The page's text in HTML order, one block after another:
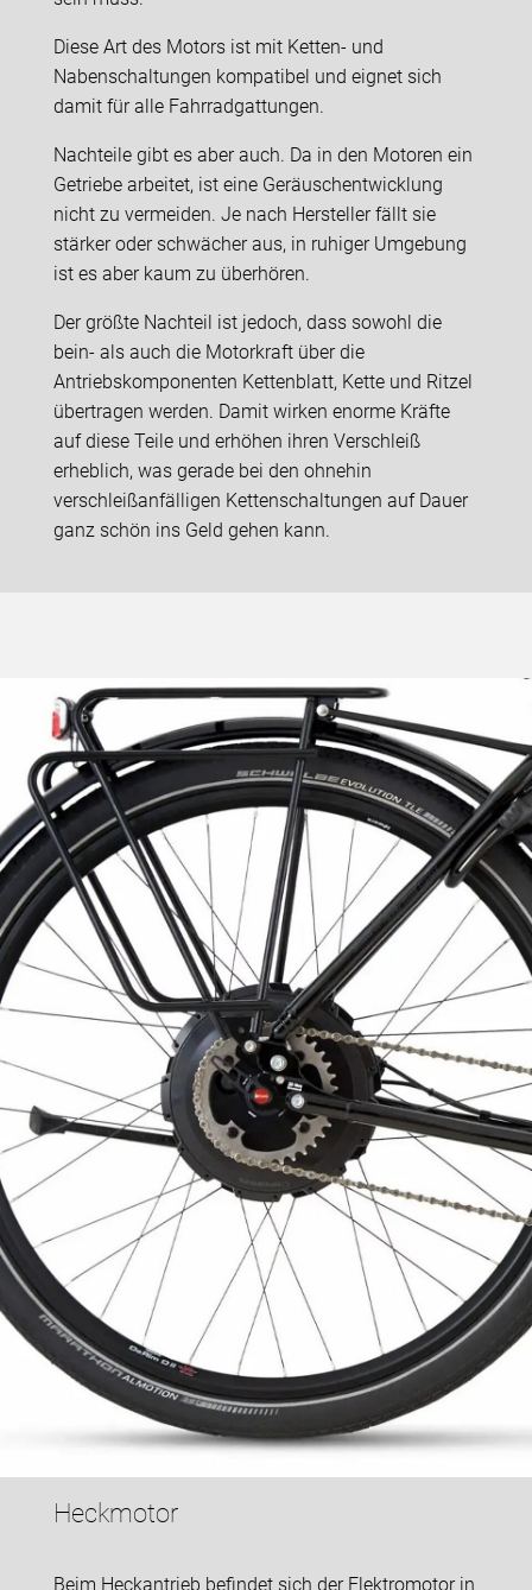
Diese Art des Motors ist mit Ketten- und
Nabenschaltungen kompatibel und eignet sich
damit für alle Fahrradgattungen.
Nachteile gibt es aber auch. Da in den Motoren ein
Getriebe arbeitet, ist eine Geräuschentwicklung
nicht zu vermeiden. Je nach Hersteller fällt sie
stärker oder schwächer aus, in ruhiger Umgebung
ist es aber kaum zu überhören.
Der größte Nachteil ist jedoch, dass sowohl die
bein- als auch die Motorkraft über die
Antriebskomponenten Kettenblatt, Kette und Ritzel
übertragen werden. Damit wirken enorme Kräfte
auf diese Teile und erhöhen ihren Verschleiß
erheblich, was gerade bei den ohnehin
verschleißanfälligen Kettenschaltungen auf Dauer
ganz schön ins Geld gehen kann.
Heckmotor
Beim Heckantrieb befindet sich der Elektromotor in